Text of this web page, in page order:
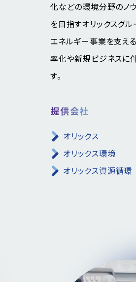
化などの環境分野のノ
を目指すオリックスグ
エネルギー事業を支え
率化や新規ビジネスに
す。
提供会社
オリックス
オリックス環境
オリックス資源循環